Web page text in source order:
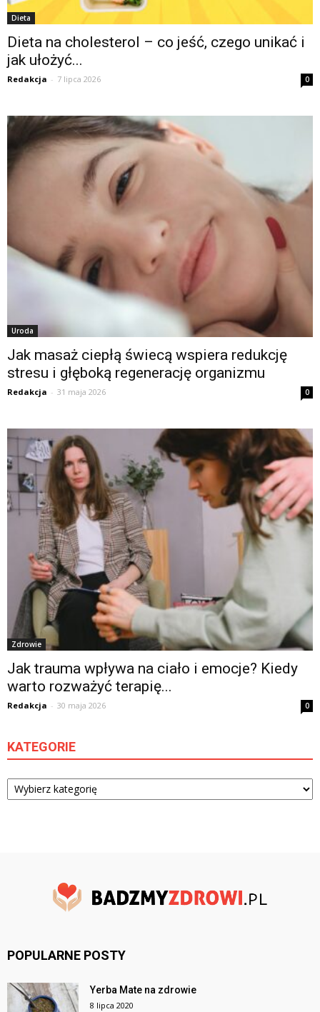
Dieta
Dieta na cholesterol – co jeść, czego unikać i
jak ułożyć...
Redakcja - 7 lipca 2026 0
Uroda
Jak masaż ciepłą świecą wspiera redukcję
stresu i głęboką regenerację organizmu
Redakcja - 31 maja 2026 0
Zdrowie
Jak trauma wpływa na ciało i emocje? Kiedy
warto rozważyć terapię...
Redakcja - 30 maja 2026 0
KATEGORIE
Kategorie
POPULARNE POSTY
Yerba Mate na zdrowie
8 lipca 2020